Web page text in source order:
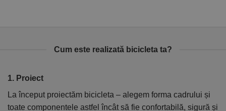
Cum este realizată bicicleta ta?
1. Proiect
La început proiectăm bicicleta – alegem forma cadrului și
toate componentele astfel încât să fie confortabilă, sigură și